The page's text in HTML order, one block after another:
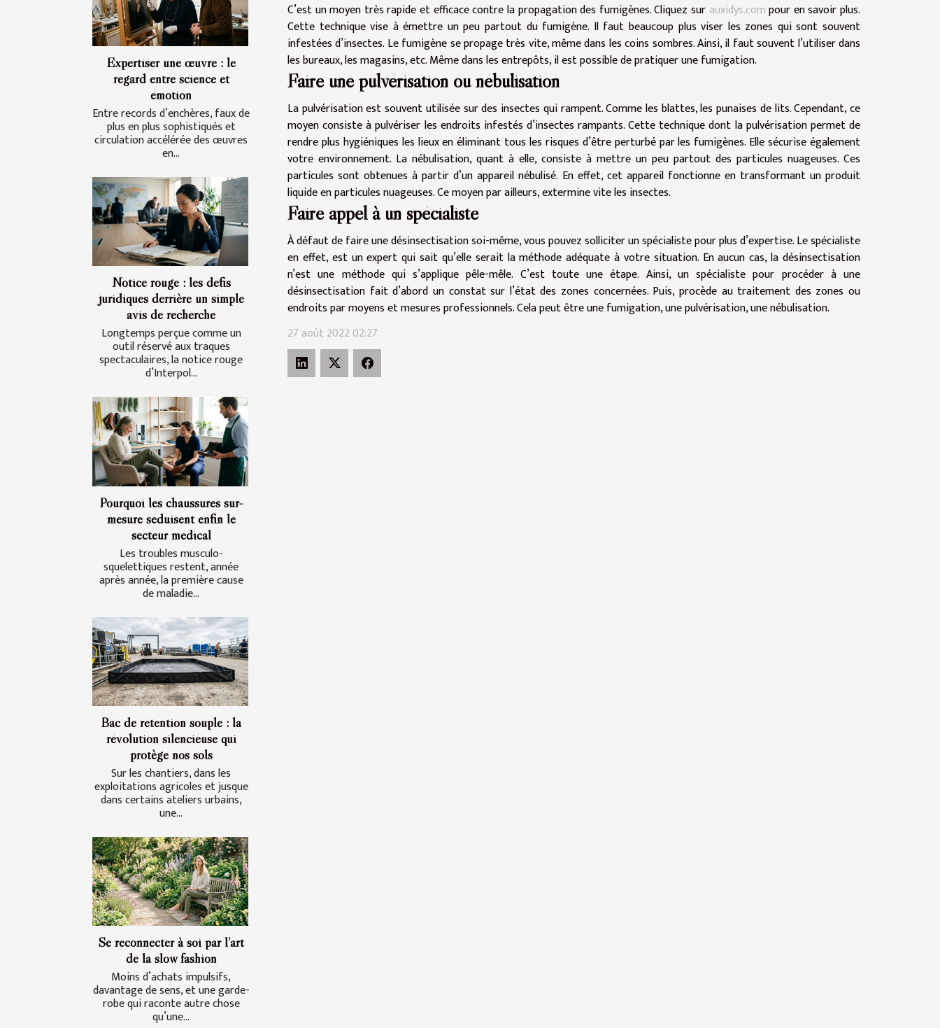
Expertiser une œuvre : le
regard entre science et
émotion
Entre records d’enchères, faux de
plus en plus sophistiqués et
circulation accélérée des œuvres
en...
Notice rouge : les défis
juridiques derrière un simple
avis de recherche
Longtemps perçue comme un
outil réservé aux traques
spectaculaires, la notice rouge
d’Interpol...
Pourquoi les chaussures sur-
mesure séduisent enfin le
secteur médical
Les troubles musculo-
squelettiques restent, année
après année, la première cause
de maladie...
Bac de rétention souple : la
révolution silencieuse qui
protège nos sols
Sur les chantiers, dans les
exploitations agricoles et jusque
dans certains ateliers urbains,
une...
Se reconnecter à soi par l’art
de la slow fashion
Moins d’achats impulsifs,
davantage de sens, et une garde-
robe qui raconte autre chose
qu’une...
C’est un moyen très rapide et efficace contre la propagation des fumigènes. Cliquez sur auxidys.compour en savoir plus.
Cette technique vise à émettre un peu partout du fumigène. Il faut beaucoup plus viser les zones qui sont souvent
infestées d’insectes. Le fumigène se propage très vite, même dans les coins sombres. Ainsi, il faut souvent l’utiliser dans
les bureaux, les magasins, etc. Même dans les entrepôts, il est possible de pratiquer une fumigation.
Faire une pulvérisation ou nébulisation
La pulvérisation est souvent utilisée sur des insectes qui rampent. Comme les blattes, les punaises de lits. Cependant, ce
moyen consiste à pulvériser les endroits infestés d’insectes rampants. Cette technique dont la pulvérisation permet de
rendre plus hygiéniques les lieux en éliminant tous les risques d’être perturbé par les fumigènes. Elle sécurise également
votre environnement. La nébulisation, quant à elle, consiste à mettre un peu partout des particules nuageuses. Ces
particules sont obtenues à partir d’un appareil nébulisé. En effet, cet appareil fonctionne en transformant un produit
liquide en particules nuageuses. Ce moyen par ailleurs, extermine vite les insectes.
Faire appel à un spécialiste
À défaut de faire une désinsectisation soi-même, vous pouvez solliciter un spécialiste pour plus d’expertise. Le spécialiste
en effet, est un expert qui sait qu’elle serait la méthode adéquate à votre situation. En aucun cas, la désinsectisation
n’est une méthode qui s’applique pêle-mêle. C’est toute une étape. Ainsi, un spécialiste pour procéder à une
désinsectisation fait d’abord un constat sur l’état des zones concernées. Puis, procède au traitement des zones ou
endroits par moyens et mesures professionnels. Cela peut être une fumigation, une pulvérisation, une nébulisation.
27 août 2022 02:27